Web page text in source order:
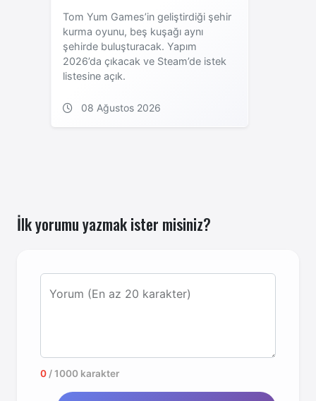
Tom Yum Games’in geliştirdiği şehir
kurma oyunu, beş kuşağı aynı
şehirde buluşturacak. Yapım
2026’da çıkacak ve Steam’de istek
listesine açık.
08 Ağustos 2026
İlk yorumu yazmak ister misiniz?
Yorum (En az 20 karakter)
0/ 1000 karakter